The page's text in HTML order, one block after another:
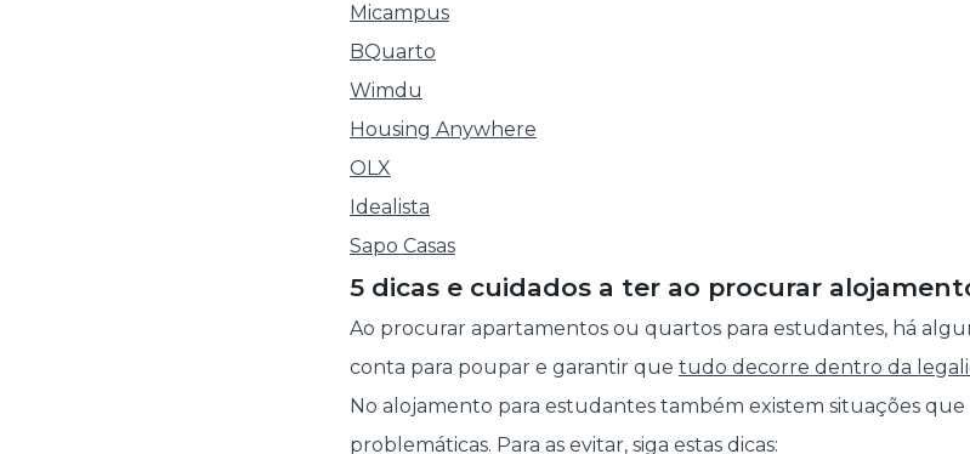
Micampus
BQuarto
Wimdu
Housing Anywhere
OLX
Idealista
Sapo Casas
5 dicas e cuidados a ter ao procurar
Ao procurar apartamentos ou quartos para estudantes, há
conta para poupar e garantir que tudo decorre dentro da
No alojamento para estudantes também existem situações
problemáticas. Para as evitar, siga estas dicas: